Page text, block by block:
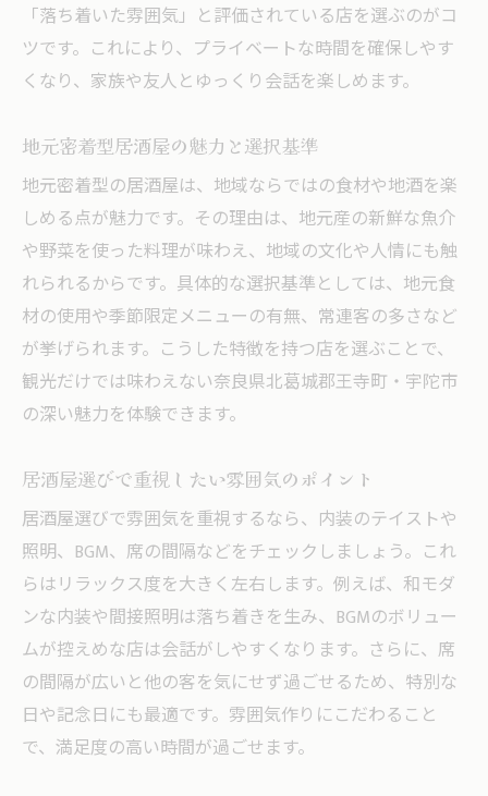
個室居酒屋で得られる特別な体験とは
ゆっくり過ごすなら居酒屋個室が便利
居酒屋の個室で家族や友人とくつろぐ
地元食材を味わう居酒屋の楽しみ方
旬の味覚が楽しめる居酒屋の選び方
地元の味を活かす居酒屋メニューの特徴
居酒屋で味わう地酒と地元食材のペアリン
グ
地域色豊かな居酒屋の料理の楽しみ方
居酒屋で味わう地元グルメのおすすめポイ
ント
居酒屋で叶える快適な宴会プランの選び方
落ち着いた雰囲気の居酒屋で宴会を満喫
宴会に適した居酒屋空間の見極め方
ゆったり宴会ができる居酒屋の魅力
居酒屋での宴会を成功させるコツ
幅広い世代が楽しめる居酒屋宴会の工夫
掘りごたつ席で満喫する大人のひととき
居酒屋の掘りごたつ席で過ごす贅沢な時間
「落ち着いた雰囲気」と評価されている店を選ぶのがコ
ツです。これにより、プライベートな時間を確保しやす
くなり、家族や友人とゆっくり会話を楽しめます。
地元密着型居酒屋の魅力と選択基準
地元密着型の居酒屋は、地域ならではの食材や地酒を楽
しめる点が魅力です。その理由は、地元産の新鮮な魚介
や野菜を使った料理が味わえ、地域の文化や人情にも触
れられるからです。具体的な選択基準としては、地元食
材の使用や季節限定メニューの有無、常連客の多さなど
が挙げられます。こうした特徴を持つ店を選ぶことで、
観光だけでは味わえない奈良県北葛城郡王寺町・宇陀市
の深い魅力を体験できます。
居酒屋選びで重視したい雰囲気のポイント
居酒屋選びで雰囲気を重視するなら、内装のテイストや
照明、BGM、席の間隔などをチェックしましょう。これ
らはリラックス度を大きく左右します。例えば、和モダ
ンな内装や間接照明は落ち着きを生み、BGMのボリュー
ムが控えめな店は会話がしやすくなります。さらに、席
の間隔が広いと他の客を気にせず過ごせるため、特別な
日や記念日にも最適です。雰囲気作りにこだわること
で、満足度の高い時間が過ごせます。